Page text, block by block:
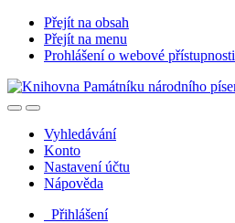
Přejít na obsah
Přejít na menu
Prohlášení o webové přístupnosti
Vyhledávání
Konto
Nastavení účtu
Nápověda
Přihlášení